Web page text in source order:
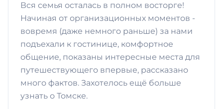
Вся семья осталась в полном восторге!
Начиная от организационных моментов -
вовремя (даже немного раньше) за нами
подъехали к гостинице, комфортное
общение, показаны интересные места для
путешествующего впервые, рассказано
много фактов. Захотелось ещё больше
узнать о Томске.